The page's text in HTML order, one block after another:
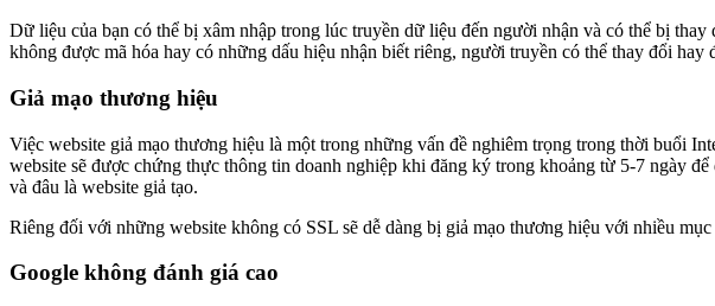
Dữ liệu của bạn có thể bị xâm nhập trong lúc truyền dữ liệu đến người nhận và có thể bị
không được mã hóa hay có những dấu hiệu nhận biết riêng, người truyền có thể thay đổi
Giả mạo thương hiệu
Việc website giả mạo thương hiệu là một trong những vấn đề nghiêm trọng trong thời buổi
website sẽ được chứng thực thông tin doanh nghiệp khi đăng ký trong khoảng từ 5-7 ngày
và đâu là website giả tạo.
Riêng đối với những website không có SSL sẽ dễ dàng bị giả mạo thương hiệu với nhiều
Google không đánh giá cao